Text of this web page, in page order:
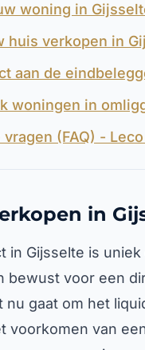
woning in
huis verkopen in
aan de
woningen in
(FAQ) -
in
in Gijsselte is
bewust voor een
nu gaat om het
voorkomen van